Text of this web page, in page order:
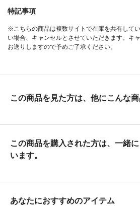
特記事項
※こちらの商品は複数サイトで在庫を共有して
い場合、キャンセルとさせていただきます。キ
お送りしますので予めご了承ください。
この商品を見た方は、他にこんな
この商品を購入された方は、一緒
います。
あなたにおすすめのアイテム